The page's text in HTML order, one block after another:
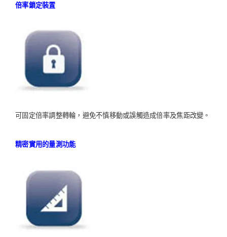
倍率鎖定裝置
可固定倍率調整轉輪，避免不慎移動或誤觸造成倍率及焦距改變。
精密實用的量測功能